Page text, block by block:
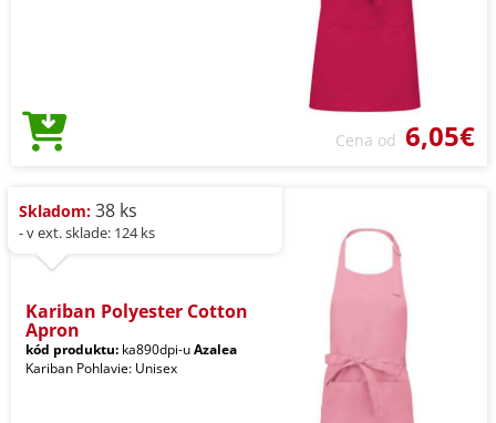
Cena od 6,05€
Skladom: 38 ks
- v ext. sklade: 124 ks
Kariban Polyester Cotton
Apron
kód produktu: ka890dpi-uAzalea
Kariban Pohlavie: Unisex